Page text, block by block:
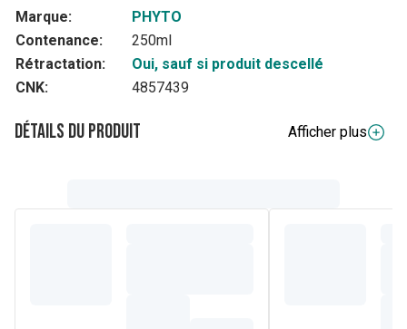
Marque:
PHYTO
Contenance:
250ml
Rétractation:
Oui, sauf si produit descellé
CNK:
4857439
Détails du produit
Afficher plus
BARBADENSIS LEAF JUICE. INULIN. CITRIC ACID.